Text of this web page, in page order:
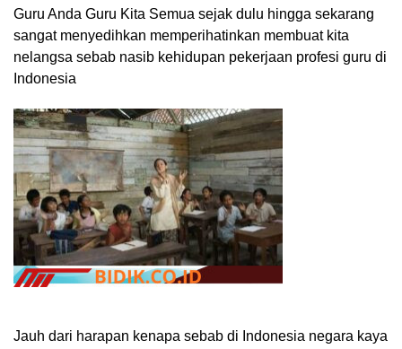
Guru Anda Guru Kita Semua sejak dulu hingga sekarang
sangat menyedihkan memperihatinkan membuat kita
nelangsa sebab nasib kehidupan pekerjaan profesi guru di
Indonesia
Jauh dari harapan kenapa sebab di Indonesia negara kaya